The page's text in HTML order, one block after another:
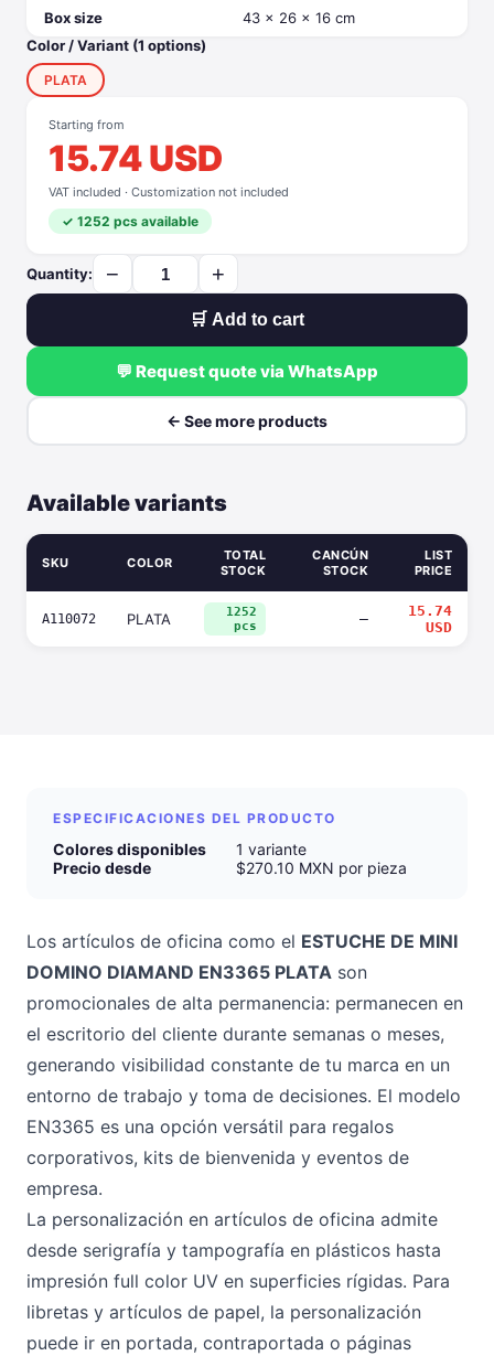
Box size
43 x 26 x 16 cm
Color / Variant (1 options)
PLATA
Starting from
15.74 USD
VAT included · Customization not included
✓ 1252 pcs available
Quantity: − +
🛒 Add to cart
💬 Request quote via WhatsApp
← See more products
Available variants
SKU COLOR
TOTAL
STOCK
CANCÚN
STOCK
LIST
PRICE
A110072 PLATA
1252
pcs
—
15.74
USD
ESPECIFICACIONES DEL PRODUCTO
Colores disponibles
1 variante
Precio desde
$270.10 MXN por pieza
Los artículos de oficina como el ESTUCHE DE MINI
DOMINO DIAMAND EN3365 PLATA son
promocionales de alta permanencia: permanecen en
el escritorio del cliente durante semanas o meses,
generando visibilidad constante de tu marca en un
entorno de trabajo y toma de decisiones. El modelo
EN3365 es una opción versátil para regalos
corporativos, kits de bienvenida y eventos de
empresa.
La personalización en artículos de oficina admite
desde serigrafía y tampografía en plásticos hasta
impresión full color UV en superficies rígidas. Para
libretas y artículos de papel, la personalización
puede ir en portada, contraportada o páginas